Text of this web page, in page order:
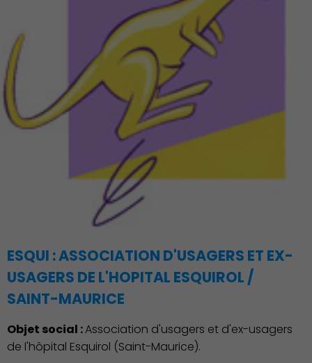
ESQUI : ASSOCIATION D'USAGERS ET EX-
USAGERS DE L'HOPITAL ESQUIROL /
SAINT-MAURICE
Objet social :Association d'usagers et d'ex-usagers
de l'hôpital Esquirol (Saint-Maurice).